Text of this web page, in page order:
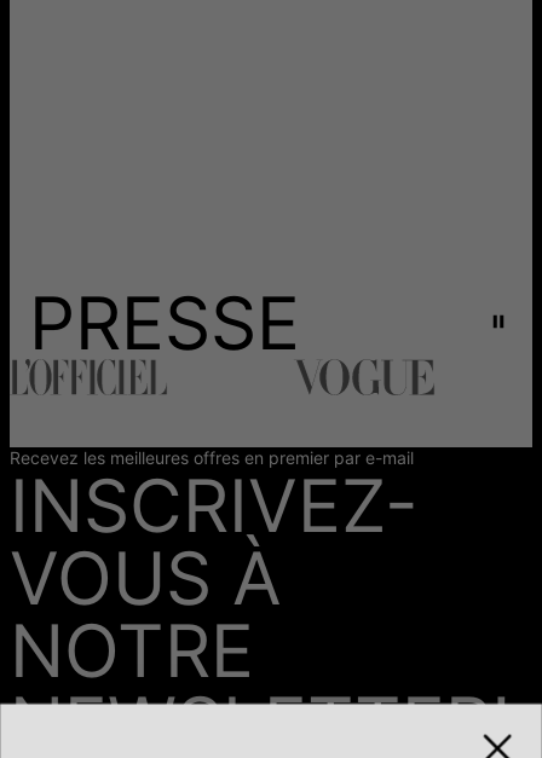
PRESSE
Recevez les meilleures offres en premier par e-mail
INSCRIVEZ-
VOUS À
NOTRE
NEWSLETTER!